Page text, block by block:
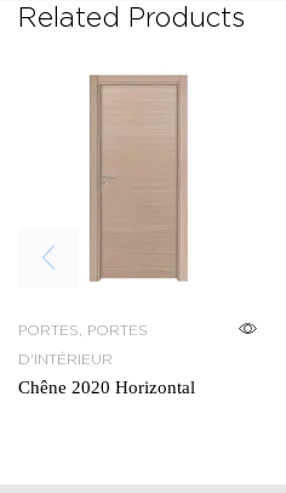
Related Products
PORTES
PORTES
D'INTÉRIEUR
Chêne 2020 Horizontal